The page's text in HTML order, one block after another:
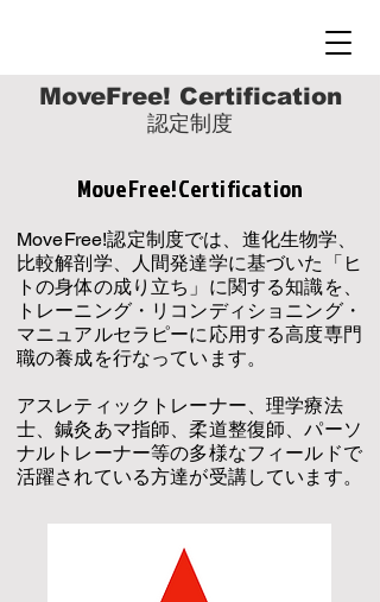
​MoveFree! Certification
​認定制度
MoveFree!Certification
MoveFree!認定制度では、進化生物学、
比較解剖学、人間発達学に基づいた「ヒ
トの身体の成り立ち」に関する知識を、
トレーニング・リコンディショニング・
マニュアルセラピーに応用する高度専門
職の養成を行なっています。
アスレティックトレーナー、理学療法
士、鍼灸あマ指師、柔道整復師、パーソ
ナルトレーナー等の多様なフィールドで
活躍されている方達が受講しています。